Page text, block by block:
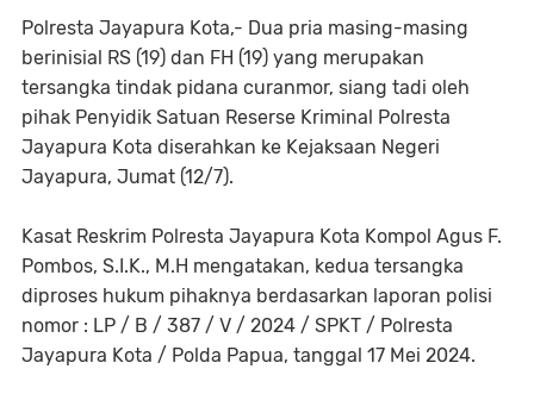
Polresta Jayapura Kota,- Dua pria masing-masing
berinisial RS (19) dan FH (19) yang merupakan
tersangka tindak pidana curanmor, siang tadi oleh
pihak Penyidik Satuan Reserse Kriminal Polresta
Jayapura Kota diserahkan ke Kejaksaan Negeri
Jayapura, Jumat (12/7).
Kasat Reskrim Polresta Jayapura Kota Kompol Agus F.
Pombos, S.I.K., M.H mengatakan, kedua tersangka
diproses hukum pihaknya berdasarkan laporan polisi
nomor : LP / B / 387 / V / 2024 / SPKT / Polresta
Jayapura Kota / Polda Papua, tanggal 17 Mei 2024.